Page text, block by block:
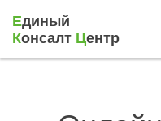
Единый
Консалт Центр